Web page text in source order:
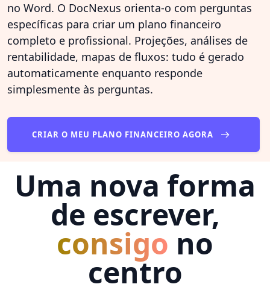
no Word. O DocNexus orienta-o com perguntas
específicas para criar um plano financeiro
completo e profissional. Projeções, análises de
rentabilidade, mapas de fluxos: tudo é gerado
automaticamente enquanto responde
simplesmente às perguntas.
CRIAR O MEU PLANO FINANCEIRO AGORA
Uma nova forma
de escrever,
consigo no
centro